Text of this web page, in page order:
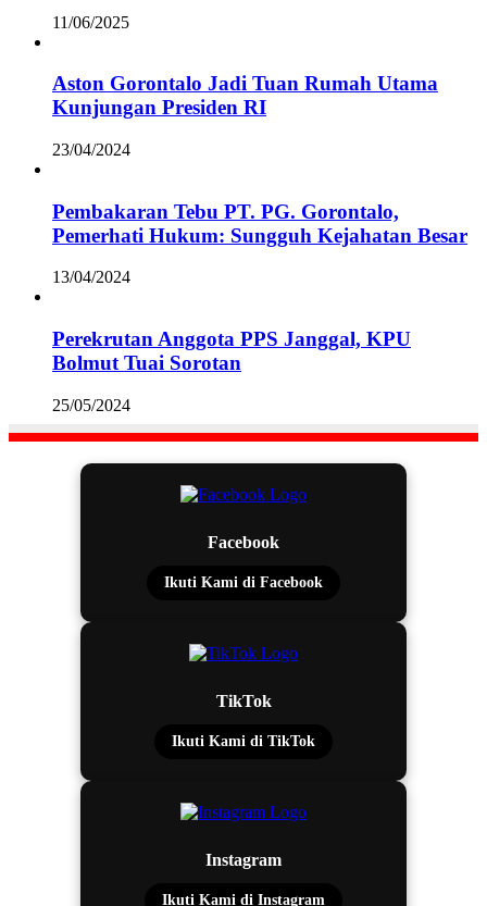
11/06/2025
Aston Gorontalo Jadi Tuan Rumah Utama
Kunjungan Presiden RI
23/04/2024
Pembakaran Tebu PT. PG. Gorontalo,
Pemerhati Hukum: Sungguh Kejahatan Besar
13/04/2024
Perekrutan Anggota PPS Janggal, KPU
Bolmut Tuai Sorotan
25/05/2024
Facebook
Ikuti Kami di Facebook
TikTok
Ikuti Kami di TikTok
Instagram
Ikuti Kami di Instagram